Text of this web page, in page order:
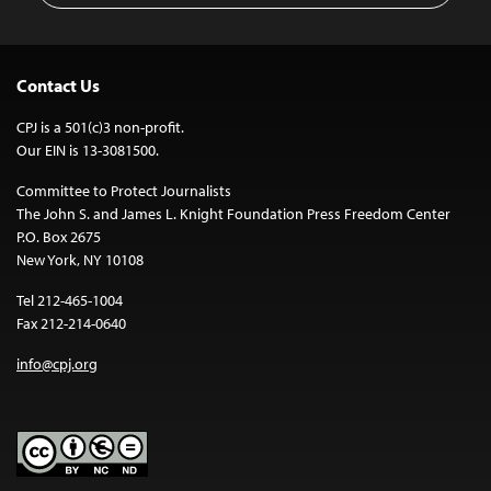
Contact Us
CPJ is a 501(c)3 non-profit.
Our EIN is 13-3081500.
Committee to Protect Journalists
The John S. and James L. Knight Foundation Press Freedom Center
P.O. Box 2675
New York, NY 10108
Tel 212-465-1004
Fax 212-214-0640
info@cpj.org